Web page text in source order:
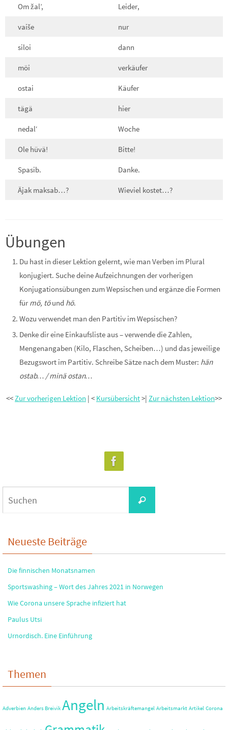
Om žal’, Leider,
vaiše nur
siloi dann
möi verkäufer
ostai Käufer
tägä hier
nedal‘ Woche
Ole hüvä! Bitte!
Spasib. Danke.
Äjak maksab…? Wieviel kostet…?
Übungen
Du hast in dieser Lektion gelernt, wie man Verben im Plural
konjugiert. Suche deine Aufzeichnungen der vorherigen
Konjugationsübungen zum Wepsischen und ergänze die Formen
für mö, töund hö.
Wozu verwendet man den Partitiv im Wepsischen?
Denke dir eine Einkaufsliste aus – verwende die Zahlen,
Mengenangaben (Kilo, Flaschen, Scheiben…) und das jeweilige
Bezugswort im Partitiv. Schreibe Sätze nach dem Muster: hän
ostab… / minä ostan…
<<Zur vorherigen Lektion | < Kursübersicht>| Zur nächsten Lektion>>
Suchen
Neueste Beiträge
Die finnischen Monatsnamen
Sportswashing – Wort des Jahres 2021 in Norwegen
Wie Corona unsere Sprache infiziert hat
Paulus Utsi
Urnordisch. Eine Einführung
Themen
Adverbien Anders Breivik Angeln Arbeitskräftemangel Arbeitsmarkt Artikel Corona